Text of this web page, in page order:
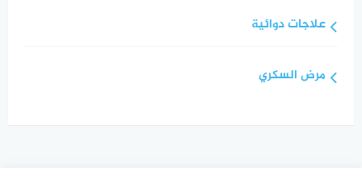
علاجات دوائية
مرض السكري